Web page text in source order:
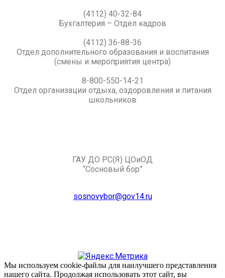
(4112) 40-32-84
Бухгалтерия – Отдел кадров
(4112) 36-88-36
Отдел дополнительного образования и воспитания
(смены и мероприятия центра)
8-800-550-14-21
Отдел организации отдыха, оздоровления и питания
школьников
ГАУ ДО РС(Я) ЦОиОД
“Сосновый бор”
sosnovybor@gov14.ru
Мы используем cookie-файлы для наилучшего представления
нашего сайта. Продолжая использовать этот сайт, вы